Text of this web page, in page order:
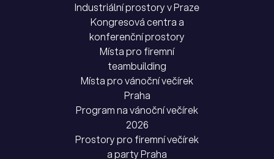
Industriální prostory v Praze
Kongresová centra a
konferenční prostory
Místa pro firemní
teambuilding
Místa pro vánoční večírek
Praha
Program na vánoční večírek
2026
Prostory pro firemní večírek
a party Praha